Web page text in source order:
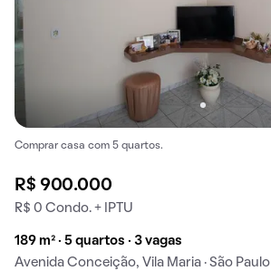
Comprar casa com 5 quartos.
R$ 900.000
R$ 0 Condo. + IPTU
189 m² · 5 quartos · 3 vagas
Avenida Conceição, Vila Maria · São Paulo